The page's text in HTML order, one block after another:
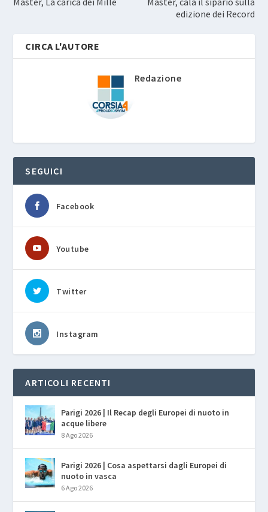
edizione dei Record
CIRCA L'AUTORE
Redazione
SEGUICI
Facebook
Youtube
Twitter
Instagram
ARTICOLI RECENTI
Parigi 2026 | Il Recap degli Europei di nuoto in
acque libere
8 Ago 2026
Parigi 2026 | Cosa aspettarsi dagli Europei di
nuoto in vasca
6 Ago 2026